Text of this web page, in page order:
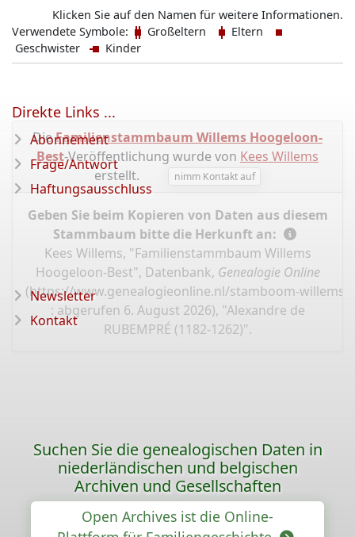
Klicken Sie auf den Namen für weitere Informationen.
Verwendete Symbole:
Großeltern
Eltern
Geschwister
Kinder
DieFamilienstammbaum Willems Hoogeloon-
Best-Veröffentlichung wurde von Kees Willems
erstellt.
nimm Kontakt auf
Geben Sie beim Kopieren von Daten aus diesem
Stammbaum bitte die Herkunft an:
Kees Willems, "Familienstammbaum Willems
Hoogeloon-Best", Datenbank, Genealogie Online
(https://www.genealogieonline.nl/stamboom-willems-
: abgerufen 6. August 2026), "Alexandre de
RUBEMPRÉ (1182-1262)".
Direkte Links ...
Abonnement
Frage/Antwort
Haftungsausschluss
Newsletter
Kontakt
Suchen Sie die genealogischen Daten in
niederländischen und belgischen
Archiven und Gesellschaften
Open Archives ist die Online-